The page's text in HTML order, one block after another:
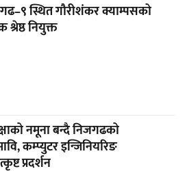
स्थित गौरीशंकर क्याम्पसको
श्रेष्ठ नियुक्त
नमूना बन्दै निजगढको
कम्प्युटर इन्जिनियरिङ
प्रदर्शन